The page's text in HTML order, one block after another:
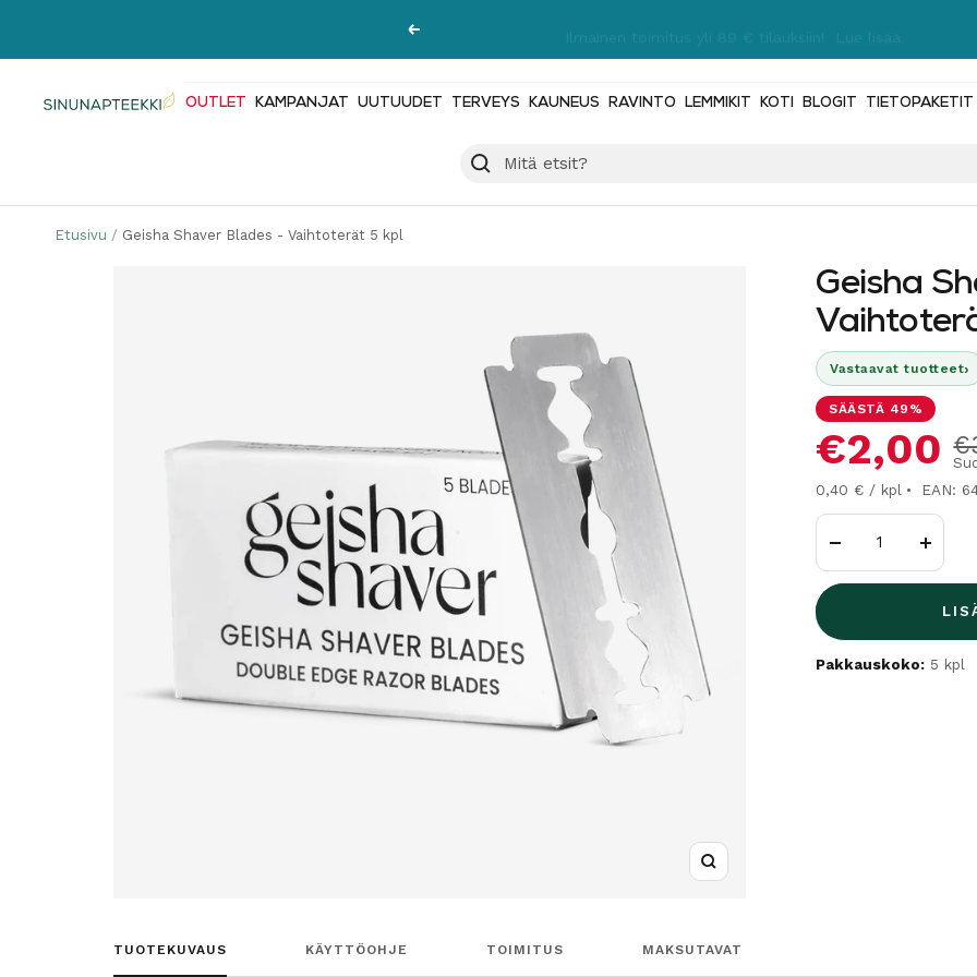
Edellinen
Sinunapteekki.fi OUTLET KAMPANJAT UUTUUDET TERVEYS KAUNEUS RAVINTO LEMMIKIT KOTI BLOGIT TIETOPAKETIT
Etusivu Geisha Shaver Blades - Vaihtoterät 5 kpl
Suurenna
Geisha
Vastaavat tuotteet›
SÄÄSTÄ 49%
€2,00
0,40 € / kpl
EAN:
Lisää
Pakkauskoko: 5 kpl
TUOTEKUVAUS KÄYTTÖOHJE TOIMITUS MAKSUTAVAT